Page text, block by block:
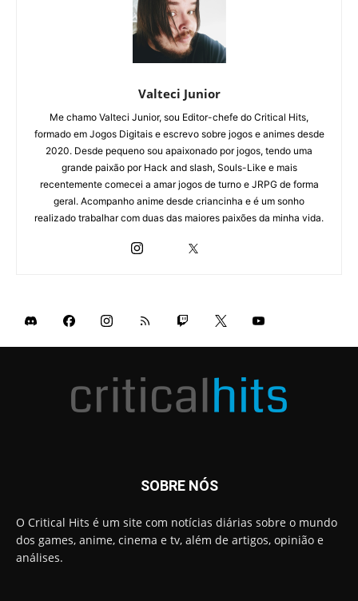
Valteci Junior
Me chamo Valteci Junior, sou Editor-chefe do Critical Hits,
formado em Jogos Digitais e escrevo sobre jogos e animes desde
2020. Desde pequeno sou apaixonado por jogos, tendo uma
grande paixão por Hack and slash, Souls-Like e mais
recentemente comecei a amar jogos de turno e JRPG de forma
geral. Acompanho anime desde criancinha e é um sonho
realizado trabalhar com duas das maiores paixões da minha vida.
SOBRE NÓS
O Critical Hits é um site com notícias diárias sobre o mundo
dos games, anime, cinema e tv, além de artigos, opinião e
análises.